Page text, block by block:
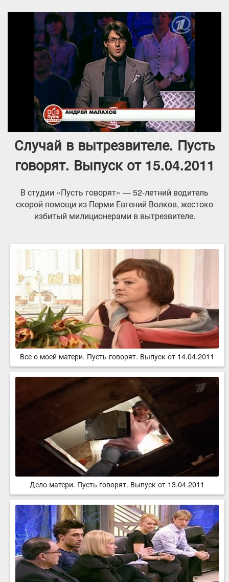
Случай в вытрезвителе. Пусть
говорят. Выпуск от 15.04.2011
В студии «Пусть говорят» — 52-летний водитель
скорой помощи из Перми Евгений Волков, жестоко
избитый милиционерами в вытрезвителе.
Все о моей матери. Пусть говорят. Выпуск от 14.04.2011
Дело матери. Пусть говорят. Выпуск от 13.04.2011